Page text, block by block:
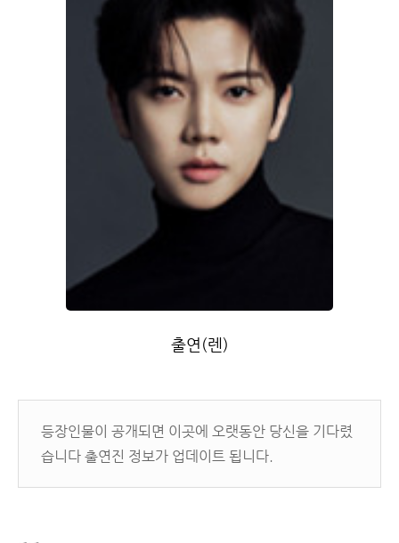
출연(렌)
등장인물이 공개되면 이곳에 오랫동안 당신을 기다렸
습니다 출연진 정보가 업데이트 됩니다.